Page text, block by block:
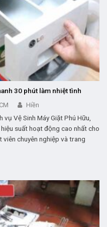
30 phút làm nhiệt tình
Hiền
Vệ Sinh Máy Giặt Phú Hữu,
suất hoạt động cao nhất cho
chuyên nghiệp và trang